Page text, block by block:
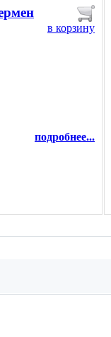
в корзину
подробнее...